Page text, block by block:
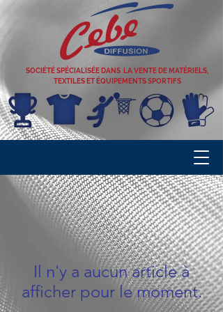
SOCIÉTÉ SPÉCIALISÉE DANS LA VENTE DE MATÉRIELS,
TEXTILES ET ÉQUIPEMENTS SPORTIFS
Il n'y a aucun article à
afficher pour le moment.